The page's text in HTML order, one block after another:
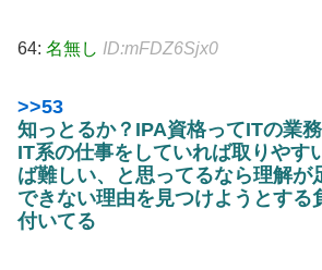
64: 名無し ID:mFDZ6Sjx0
>>53
知っとるか？IPA資格ってITの業
IT系の仕事をしていれば取りやす
ば難しい、と思ってるなら理解が
できない理由を見つけようとする
付いてる